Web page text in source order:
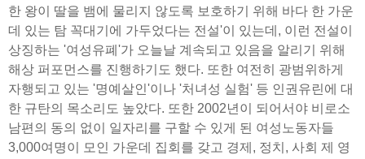
한 왕이 딸을 뱀에 물리지 않도록 보호하기 위해 바다 한 가운
데 있는 탐 꼭대기에 가두었다는 전설'이 있는데, 이런 전설이
상징하는 '여성유폐'가 오늘날 계속되고 있음을 알리기 위해
해상 퍼포먼스를 진행하기도 했다. 또한 여전히 광범위하게
자행되고 있는 '명예살인'이나 '처녀성 실험' 등 인권유린에 대
한 규탄의 목소리도 높았다. 또한 2002년이 되어서야 비로소
남편의 동의 없이 일자리를 구할 수 있게 된 여성노동자들
3,000여명이 모인 가운데 집회를 갖고 경제, 정치, 사회 제 영